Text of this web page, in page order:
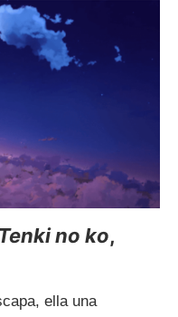
Tenki no ko,
ella una